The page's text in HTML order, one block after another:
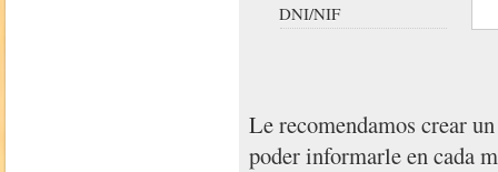
DNI/NIF
Le recomendamos crear
poder informarle en cada